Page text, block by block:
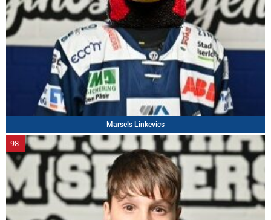
Marsels Linkevics
98